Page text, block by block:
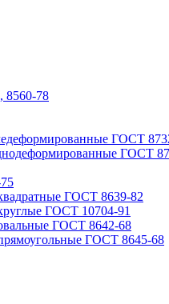
8560-78
ГОСТ
ГОСТ
ГОСТ 8639-82
ГОСТ 10704-91
ГОСТ 8642-68
ГОСТ 8645-68